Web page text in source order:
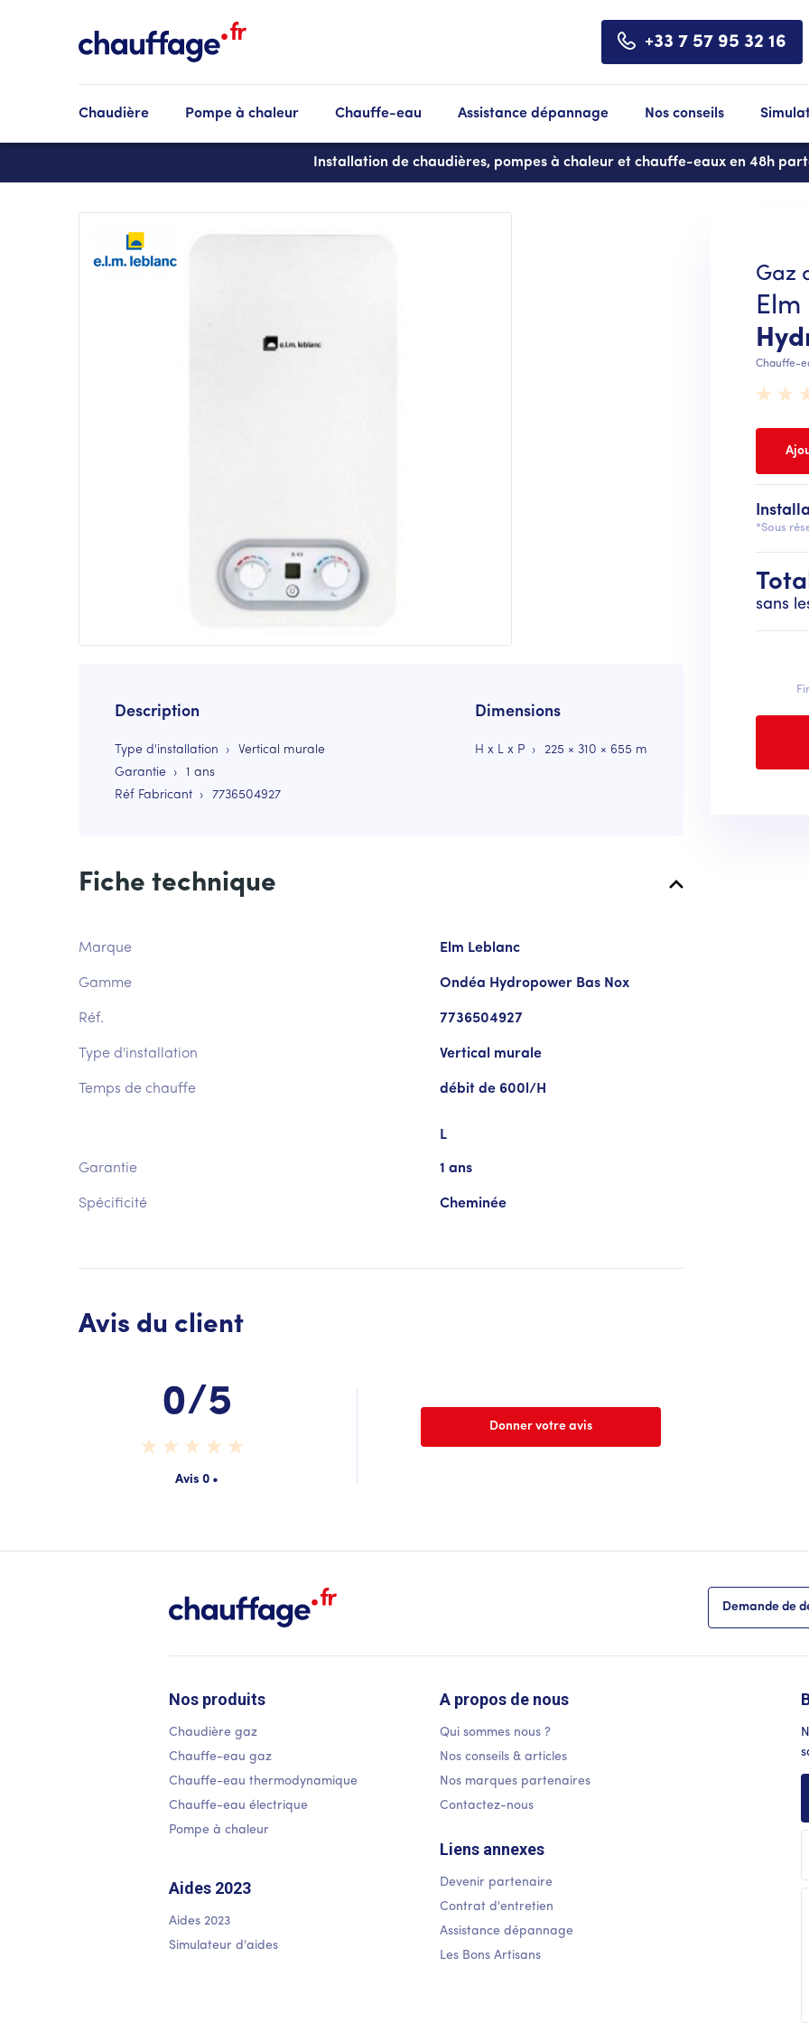
+33 7 57 95 32 16
Chaudière Pompe à chaleur Chauffe-eau Assistance dépannage Nos conseils
Installation de chaudières, pompes à chaleur et chauffe-eaux en 48h
Description
Type d'installation
Vertical murale
Garantie
1 ans
Réf Fabricant
7736504927
Dimensions
H x L x P 225 × 310 × 655 m
Fiche technique
Marque Elm Leblanc
Gamme Ondéa Hydropower Bas Nox
Réf. 7736504927
Type d'installation Vertical murale
Temps de chauffe débit de 600l/H
L
Garantie 1 ans
Spécificité Cheminée
Avis du client
0/5
Avis 0 •
Donner votre avis
Gaz
Chauffe-
*Sous
sans
Demande de
Nos produits
Chaudière gaz
Chauffe-eau gaz
Chauffe-eau thermodynamique
Chauffe-eau électrique
Pompe à chaleur
Aides 2023
Aides 2023
Simulateur d'aides
A propos de nous
Qui sommes nous ?
Nos conseils & articles
Nos marques partenaires
Contactez-nous
Liens annexes
Devenir partenaire
Contrat d'entretien
Assistance dépannage
Les Bons Artisans